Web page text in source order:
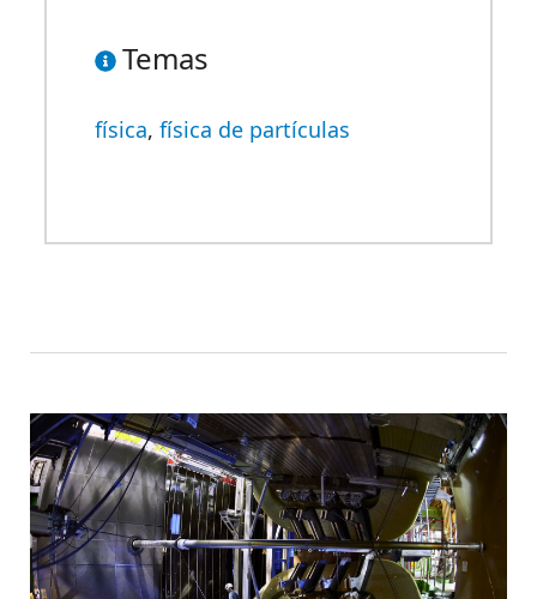
Temas
física, física de partículas